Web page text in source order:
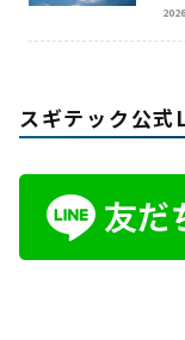
スギテック公式